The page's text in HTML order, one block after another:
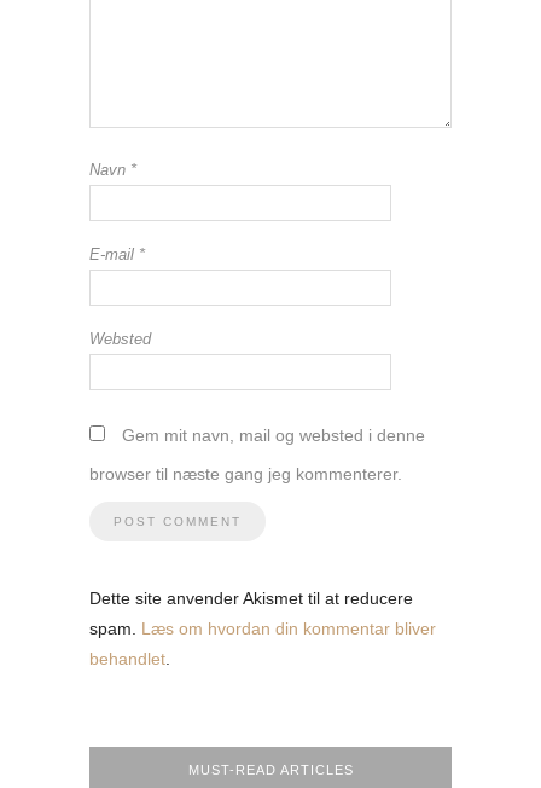
Navn *
E-mail *
Websted
Gem mit navn, mail og websted i denne
browser til næste gang jeg kommenterer.
Dette site anvender Akismet til at reducere
spam. Læs om hvordan din kommentar bliver
behandlet
MUST-READ ARTICLES